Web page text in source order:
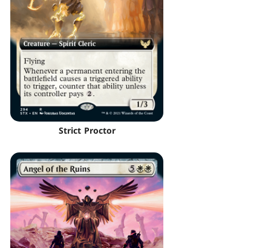
Strict Proctor